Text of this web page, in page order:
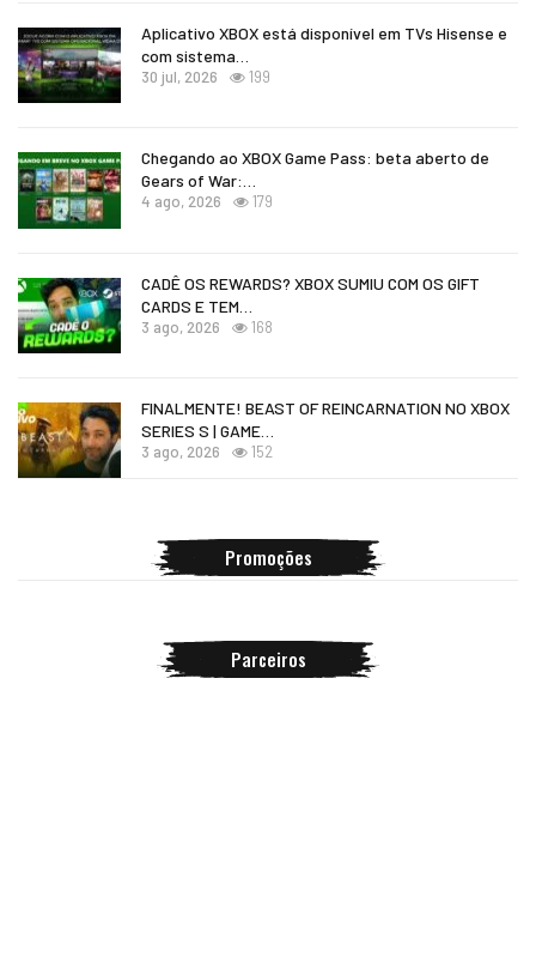
Aplicativo XBOX está disponível em TVs Hisense e
com sistema…
30 jul, 2026 199
Chegando ao XBOX Game Pass: beta aberto de
Gears of War:…
4 ago, 2026 179
CADÊ OS REWARDS? XBOX SUMIU COM OS GIFT
CARDS E TEM…
3 ago, 2026 168
FINALMENTE! BEAST OF REINCARNATION NO XBOX
SERIES S | GAME…
3 ago, 2026 152
Promoções
Parceiros